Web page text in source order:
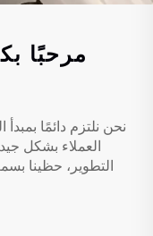
مرحبًا
نحن نلتزم دائمًا
العملاء بشكل
التطوير، حظينا